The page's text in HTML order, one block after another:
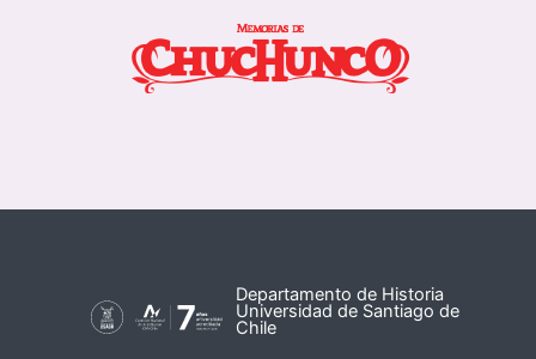
Departamento de Historia
Universidad de Santiago de
Chile